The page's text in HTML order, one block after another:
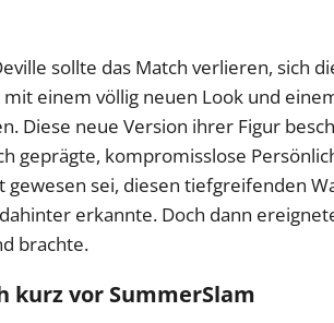
sollte das Match verlieren, sich
einem völlig neuen Look und
Diese neue Version ihrer Figur
geprägte, kompromisslose
gewesen sei, diesen tiefgreifenden
erkannte. Doch dann
brachte.
kurz vor SummerSlam